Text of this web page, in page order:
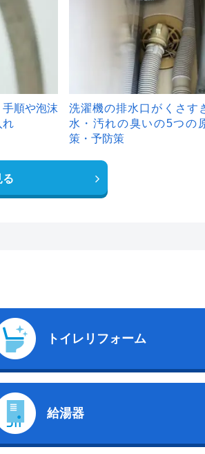
順や泡沫
れ
洗濯機の排水口がくさす
水・汚れの臭いの5つの
策・予防策
る
トイレリフォーム
給湯器